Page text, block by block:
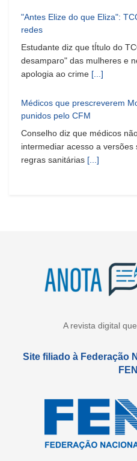
"Antes Elize do que Eliza":
redes
Estudante diz que tÍtulo do
desamparo" das mulheres e
apologia ao crime [...]
Médicos que prescreverem
punidos pelo CFM
Conselho diz que médicos
intermediar acesso a
regras sanitárias [...]
A revista digital
Site filiado à Federação